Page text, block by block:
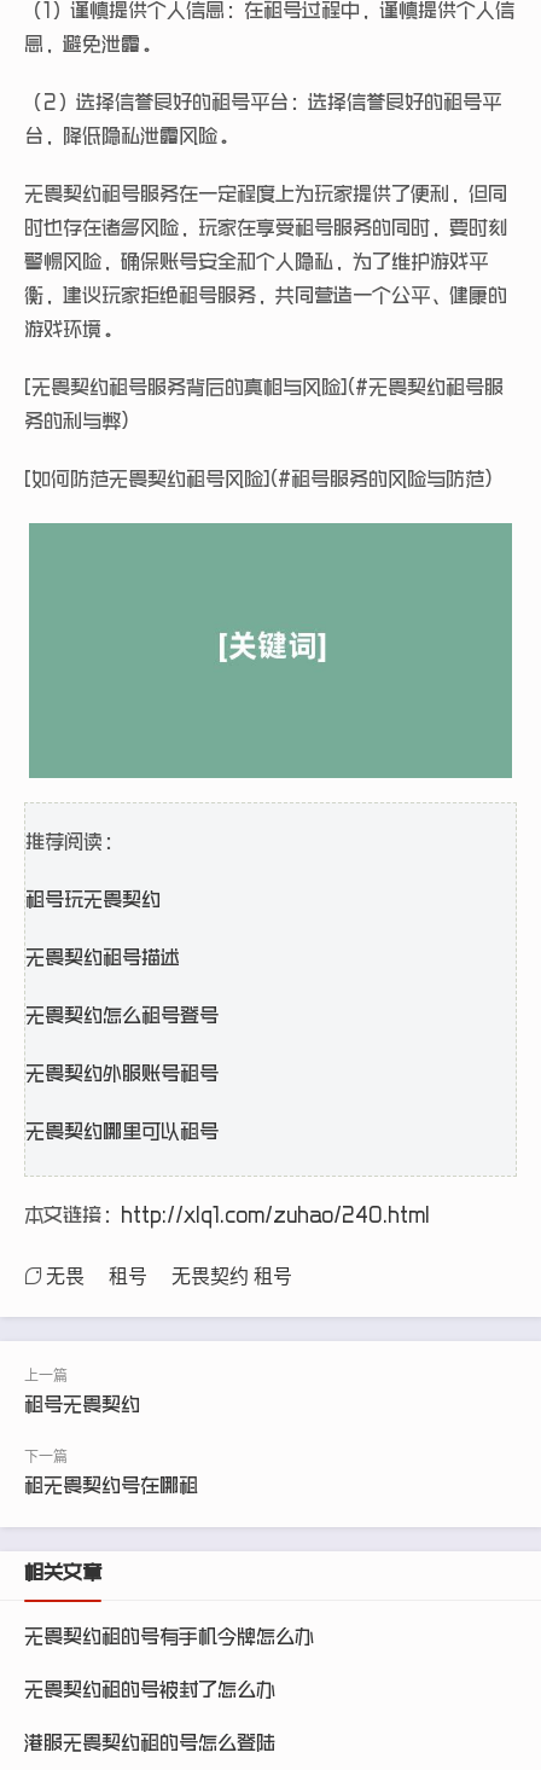
（1）谨慎提供个人信息：在租号过程中，谨慎提供个人信
息，避免泄露。
（2）选择信誉良好的租号平台：选择信誉良好的租号平
台，降低隐私泄露风险。
无畏契约租号服务在一定程度上为玩家提供了便利，但同
时也存在诸多风险，玩家在享受租号服务的同时，要时刻
警惕风险，确保账号安全和个人隐私，为了维护游戏平
衡，建议玩家拒绝租号服务，共同营造一个公平、健康的
游戏环境。
[无畏契约租号服务背后的真相与风险](#无畏契约租号服
务的利与弊)
[如何防范无畏契约租号风险](#租号服务的风险与防范)
推荐阅读：
租号玩无畏契约
无畏契约租号描述
无畏契约怎么租号登号
无畏契约外服账号租号
无畏契约哪里可以租号
本文链接： http://xlq1.com/zuhao/240.html
无畏 租号 无畏契约 租号
租号无畏契约
租无畏契约号在哪租
相关文章
无畏契约租的号有手机令牌怎么办
无畏契约租的号被封了怎么办
港服无畏契约租的号怎么登陆